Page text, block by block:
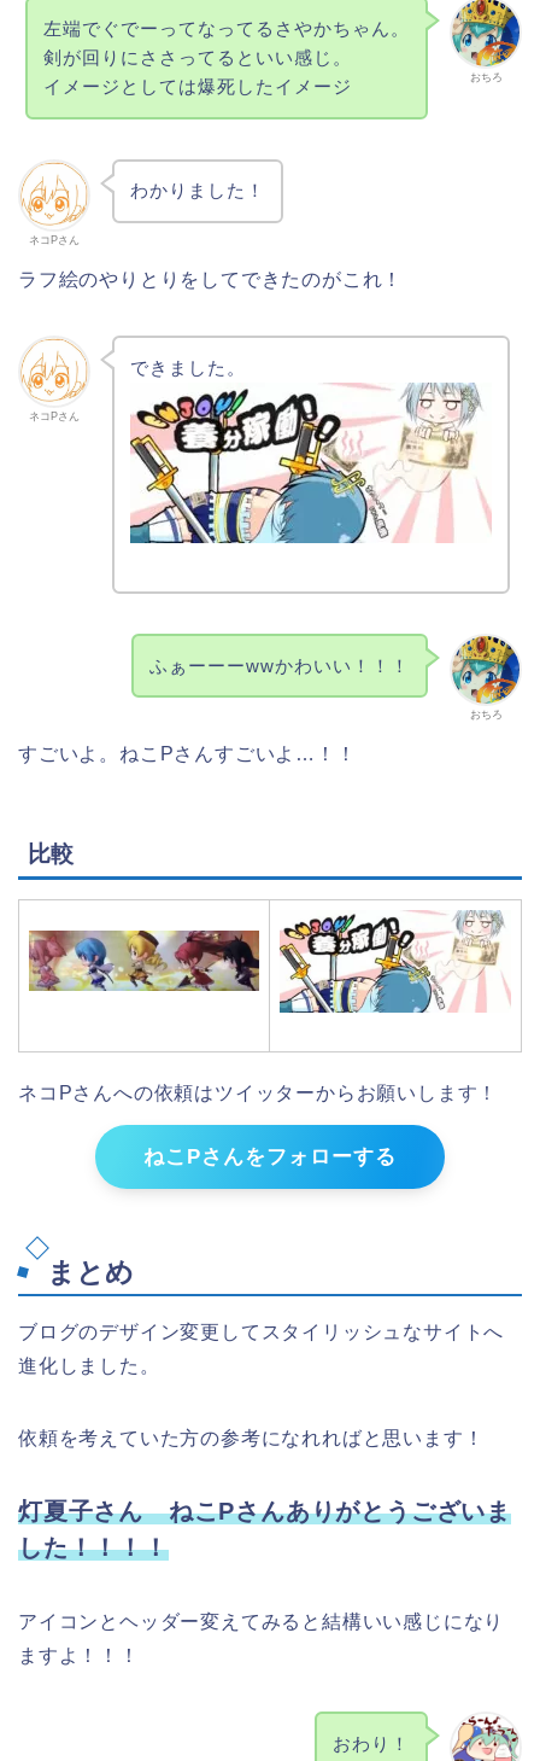
おちろ
左端でぐでーってなってるさやかちゃん。
剣が回りにささってるといい感じ。
イメージとしては爆死したイメージ
ネコPさん
わかりました！
ラフ絵のやりとりをしてできたのがこれ！
ネコPさん
できました。
おちろ
ふぁーーーwwかわいい！！！
すごいよ。ねこPさんすごいよ…！！
比較
ネコPさんへの依頼はツイッターからお願いします！
ねこPさんをフォローする
まとめ
ブログのデザイン変更してスタイリッシュなサイトへ
進化しました。
依頼を考えていた方の参考になれればと思います！
灯夏子さん ねこPさんありがとうございま
した！！！！
アイコンとヘッダー変えてみると結構いい感じになり
ますよ！！！
おわり！